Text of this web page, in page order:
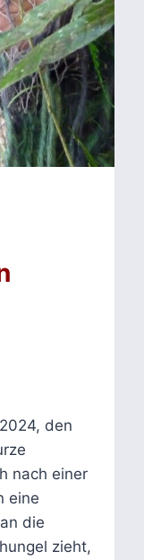
den
nach einer
eine
die
zieht,